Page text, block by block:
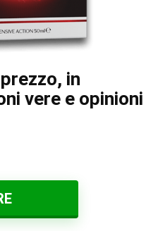
in
vere e opinioni